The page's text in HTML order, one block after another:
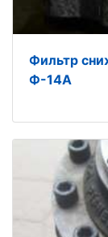
Фильтр
Ф-14А